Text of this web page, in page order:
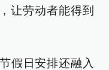
让劳动者能得到
假日安排还融入